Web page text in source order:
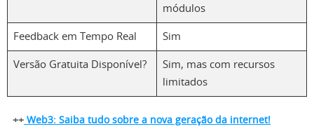
módulos
Feedback em Tempo Real Sim
Versão Gratuita Disponível?
Sim, mas com recursos
limitados
++ Web3: Saiba tudo sobre a nova geração da internet!